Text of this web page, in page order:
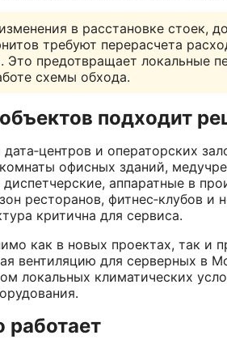
в расстановке стоек,
требуют перерасчета
Это предотвращает локальные
схемы обхода.
подходит
и операторских
офисных зданий,
диспетчерские, аппаратные в
ресторанов, фитнес‑клубов и
критична для сервиса.
как в новых проектах, так и
вентиляцию для серверных в
локальных климатических
работает